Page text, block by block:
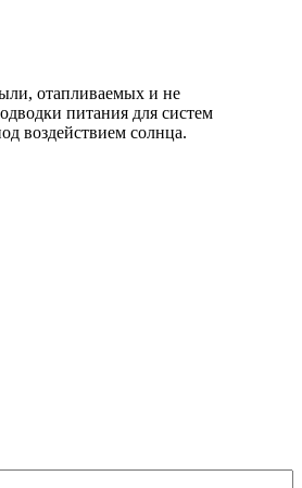
отапливаемых и не
питания для систем
воздействием солнца.